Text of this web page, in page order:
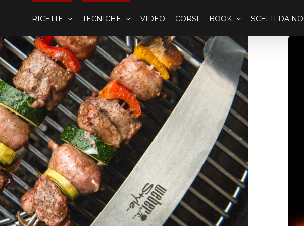
RICETTE TECNICHE VIDEO CORSI BOOK SCELTI DA